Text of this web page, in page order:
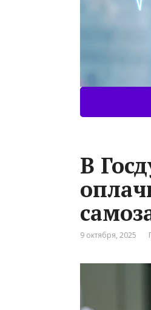
В
9 октября, 2025